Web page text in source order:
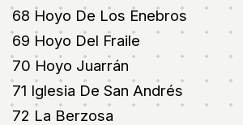
68 Hoyo De Los Enebros
69 Hoyo Del Fraile
70 Hoyo Juarrán
71 Iglesia De San Andrés
72 La Berzosa